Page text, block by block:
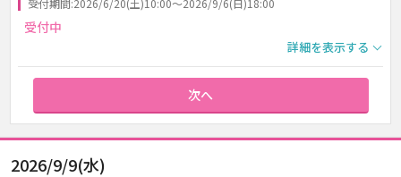
受付期間:2026/6/20(土)10:00～2026/9/6(日)18:00
受付中
詳細を表示する
次へ
2026/9/9(水)